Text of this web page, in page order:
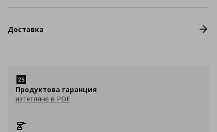
Доставка
Продуктова гаранция
изтегляне в PDF